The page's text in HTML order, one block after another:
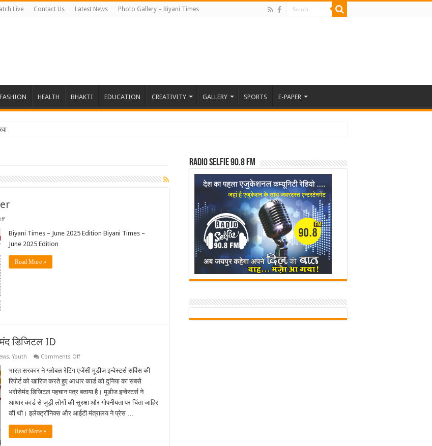
Live Contact Us Latest News Photo Gallery – Biyani Times
FASHION HEALTH BHAKTI EDUCATION CREATIVITY GALLERY SPORTS E-PAPER
हुई बियानी ग्रुप ऑफ कॉलेजेज
on
2025
Biyani
Times
Biyani Times – June 2025 Edition Biyani Times –
June 2025 Edition
Read More »
डिजिटल ID
,Youth Comments Offon
का
आधार
दुनिया
की
सबसे
भरोसेमंद
डिजिटल
भारत सरकार ने ग्लोबल रेटिंग एजेंसी मूडीज इन्‍वेस्‍टर्स सर्विस की
रिपोर्ट को खारिज करते हुए आधार कार्ड को दुनिया का सबसे
भरोसेमंद डिजिटल पहचान पत्र बताया है। मूडीज इन्‍वेस्‍टर्स ने
आधार कार्ड से जुड़ी लोगों की सुरक्षा और गोपनीयता पर चिंता जाहिर
की थी। इलेक्ट्रॉनिक्स और आईटी मंत्रालय ने प्रेस …
Read More »
Radio Selfie 90.8 FM